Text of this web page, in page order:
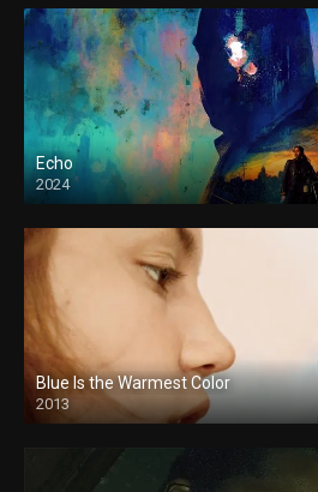
Echo
2024
Blue Is the Warmest Color
2013